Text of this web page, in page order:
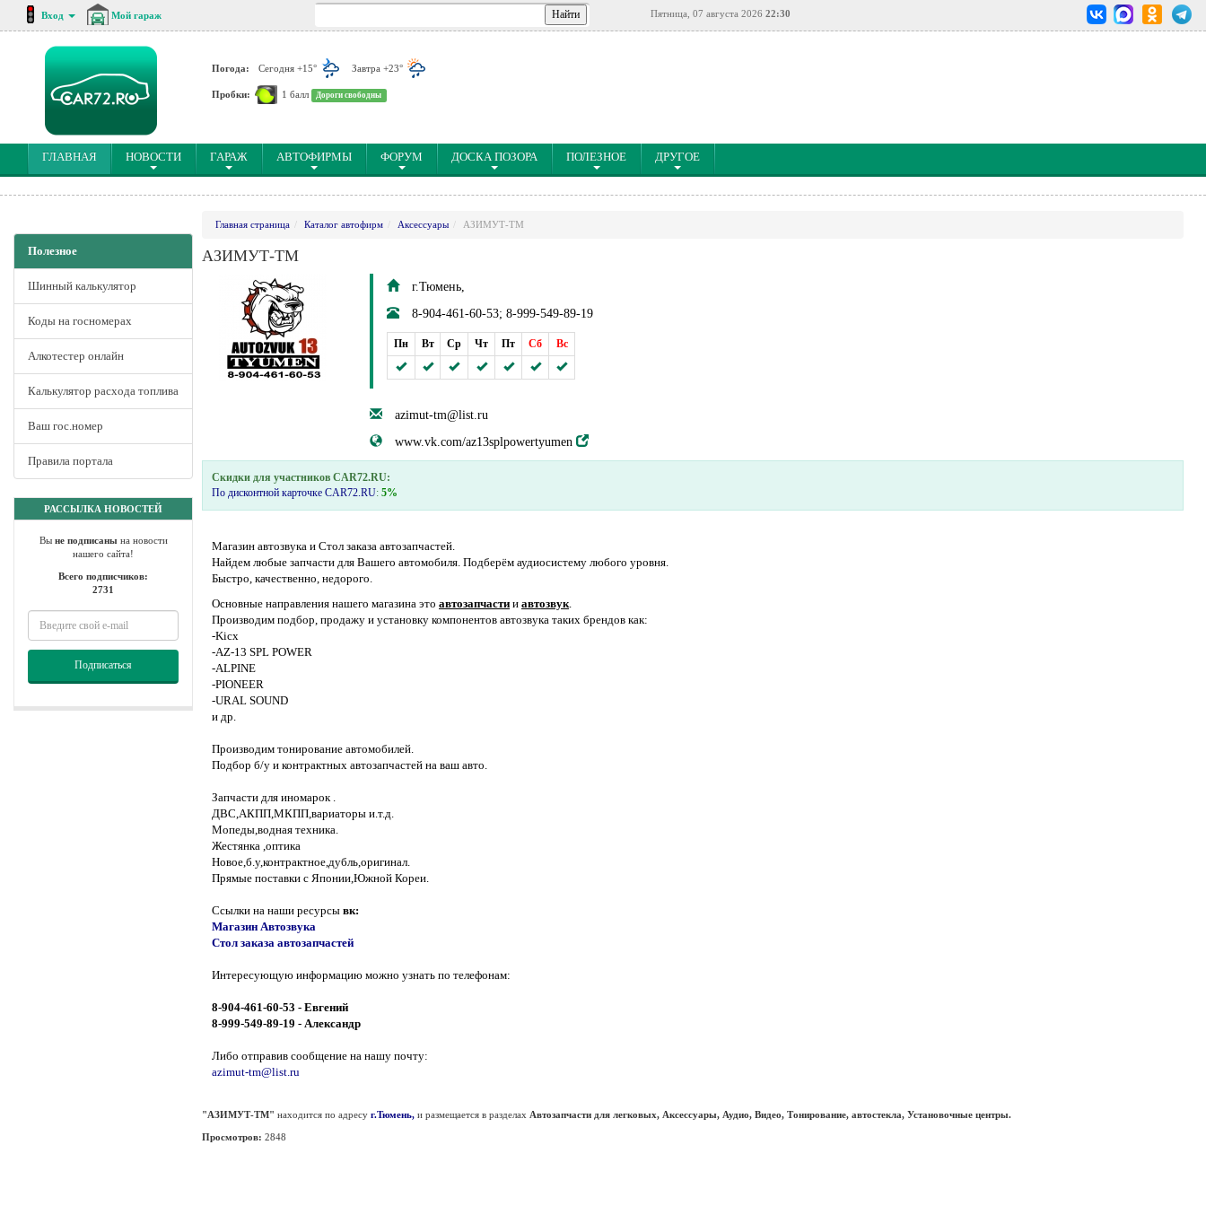
Вход Мой гараж Пятница, 07 августа 2026 22:30
Погода: Сегодня +15° Завтра +23°
Пробки: 1 балл Дороги свободны
ГЛАВНАЯ(CURRENT)
НОВОСТИ ГАРАЖ АВТОФИРМЫ ФОРУМ ДОСКА ПОЗОРА ПОЛЕЗНОЕ ДРУГОЕ
Полезное
Шинный калькулятор
Коды на госномерах
Алкотестер онлайн
Калькулятор расхода топлива
Ваш гос.номер
Правила портала
РАССЫЛКА НОВОСТЕЙ
Вы не подписанына новости
нашего сайта!
Всего подписчиков:
2731
Подписаться
Главная страница Каталог автофирм Аксессуары АЗИМУТ-ТМ
АЗИМУТ-ТМ
г.Тюмень,
8-904-461-60-53; 8-999-549-89-19
Пн Вт Ср Чт Пт Сб Вс
azimut-tm@list.ru
www.vk.com/az13splpowertyumen
Скидки для участников CAR72.RU:
По дисконтной карточке CAR72.RU: 5%
Магазин автозвука и Стол заказа автозапчастей.
Найдем любые запчасти для Вашего автомобиля. Подберём аудиосистему любого уровня.
Быстро, качественно, недорого.
Основные направления нашего магазина это автозапчасти и автозвук.
Производим подбор, продажу и установку компонентов автозвука таких брендов как:
-Kicx
-AZ-13 SPL POWER
-ALPINE
-PIONEER
-URAL SOUND
и др.
Производим тонирование автомобилей.
Подбор б/у и контрактных автозапчастей на ваш авто.
Запчасти для иномарок .
ДВС,АКПП,МКПП,вариаторы и.т.д.
Мопеды,водная техника.
Жестянка ,оптика
Новое,б.у,контрактное,дубль,оригинал.
Прямые поставки с Японии,Южной Кореи.
Ссылки на наши ресурсы вк:
Магазин Автозвука
Стол заказа автозапчастей
Интересующую информацию можно узнать по телефонам:
8-904-461-60-53 - Евгений
8-999-549-89-19 - Александр
Либо отправив сообщение на нашу почту:
azimut-tm@list.ru
"АЗИМУТ-ТМ" находится по адресу г.Тюмень, и размещается в разделах Автозапчасти для легковых, Аксессуары, Аудио, Видео, Тонирование, автостекла, Установочные центры.
Просмотров: 2848